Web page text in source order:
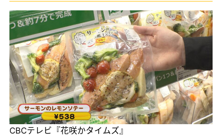
CBCテレビ『花咲かタイムズ』